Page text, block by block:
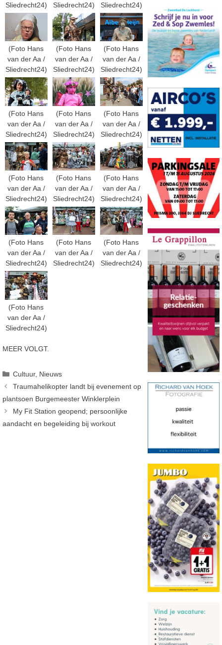
Sliedrecht24)
Sliedrecht24)
Sliedrecht24)
(Foto Hans
van der Aa /
Sliedrecht24)
(Foto Hans
van der Aa /
Sliedrecht24)
(Foto Hans
van der Aa /
Sliedrecht24)
(Foto Hans
van der Aa /
Sliedrecht24)
(Foto Hans
van der Aa /
Sliedrecht24)
(Foto Hans
van der Aa /
Sliedrecht24)
(Foto Hans
van der Aa /
Sliedrecht24)
(Foto Hans
van der Aa /
Sliedrecht24)
(Foto Hans
van der Aa /
Sliedrecht24)
(Foto Hans
van der Aa /
Sliedrecht24)
(Foto Hans
van der Aa /
Sliedrecht24)
(Foto Hans
van der Aa /
Sliedrecht24)
(Foto Hans
van der Aa /
Sliedrecht24)
MEER VOLGT.
Categorieën
Cultuur, Nieuws
Traumahelikopter landt bij evenement op
plantsoen Burgemeester Winklerplein
My Fit Station geopend; persoonlijke
aandacht en begeleiding bij workout